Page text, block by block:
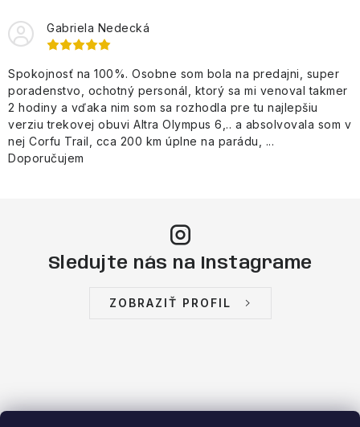
Gabriela Nedecká
Spokojnosť na 100%. Osobne som bola na predajni, super
poradenstvo, ochotný personál, ktorý sa mi venoval takmer
2 hodiny a vďaka nim som sa rozhodla pre tu najlepšiu
verziu trekovej obuvi Altra Olympus 6,.. a absolvovala som v
nej Corfu Trail, cca 200 km úplne na parádu, ...
Doporučujem
Sledujte nás na Instagrame
ZOBRAZIŤ PROFIL